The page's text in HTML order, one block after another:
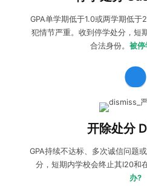
GPA单学期低于1.0或两学期低
犯情节严重。收到停学处分，短
合法身份。 被停
Readmission回原校申请规划。
开除处分
GPA持续不达标、多次诚信问题
分，短期内学校会终止其I20和
办?
收到开除处分dismiss:学生可以
，同时准备紧急转学 保
无法回原校，需要做好后续留学